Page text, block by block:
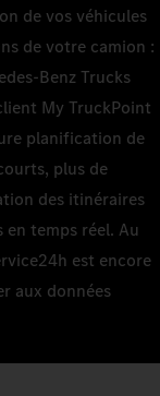
de vos véhicules
de votre camion :
Trucks
My TruckPoint
planification de
plus de
des itinéraires
temps réel. Au
est encore
aux données